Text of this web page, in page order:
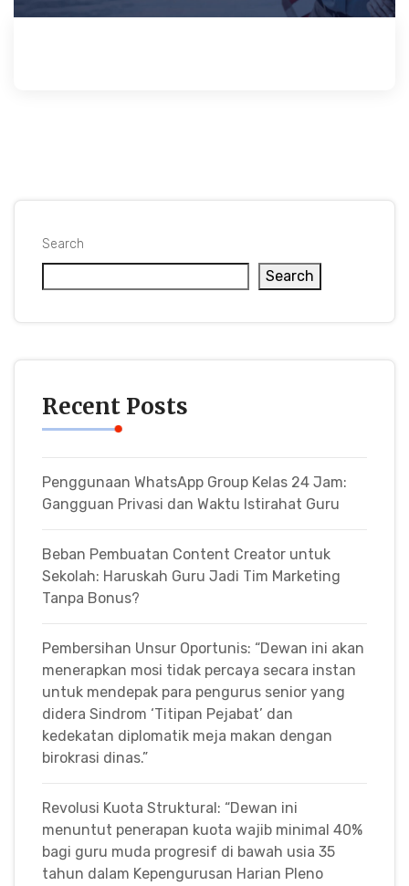
Search
Search
Recent Posts
Penggunaan WhatsApp Group Kelas 24 Jam:
Gangguan Privasi dan Waktu Istirahat Guru
Beban Pembuatan Content Creator untuk
Sekolah: Haruskah Guru Jadi Tim Marketing
Tanpa Bonus?
Pembersihan Unsur Oportunis: “Dewan ini akan
menerapkan mosi tidak percaya secara instan
untuk mendepak para pengurus senior yang
didera Sindrom ‘Titipan Pejabat’ dan
kedekatan diplomatik meja makan dengan
birokrasi dinas.”
Revolusi Kuota Struktural: “Dewan ini
menuntut penerapan kuota wajib minimal 40%
bagi guru muda progresif di bawah usia 35
tahun dalam Kepengurusan Harian Pleno